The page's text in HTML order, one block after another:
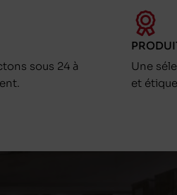
sous 24 à
Une
et